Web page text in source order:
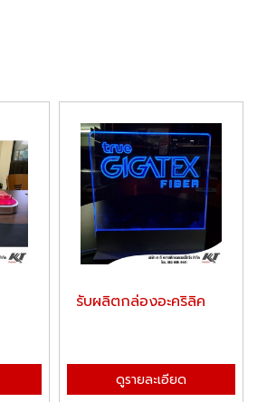
รับผลิตกล่องอะคริลิค
ดูรายละเอียด